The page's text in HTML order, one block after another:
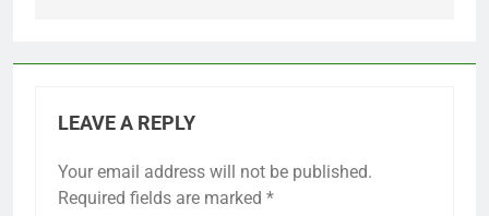
LEAVE A REPLY
Your email address will not be published.
Required fields are marked *